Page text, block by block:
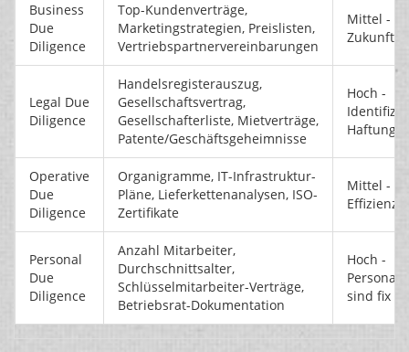
Business
Due
Diligence
Top-Kundenverträge,
Marketingstrategien, Preislisten,
Vertriebspartnervereinbarungen
Mittel -
Legal Due
Diligence
Handelsregisterauszug,
Gesellschaftsvertrag,
Gesellschafterliste, Mietverträge,
Patente/Geschäftsgeheimnisse
Hoch -
Operative
Due
Diligence
Organigramme, IT-Infrastruktur-
Pläne, Lieferkettenanalysen, ISO-
Zertifikate
Mittel -
Effizienz
Personal
Due
Diligence
Anzahl Mitarbeiter,
Durchschnittsalter,
Schlüsselmitarbeiter-Verträge,
Betriebsrat-Dokumentation
Hoch -
sind fix